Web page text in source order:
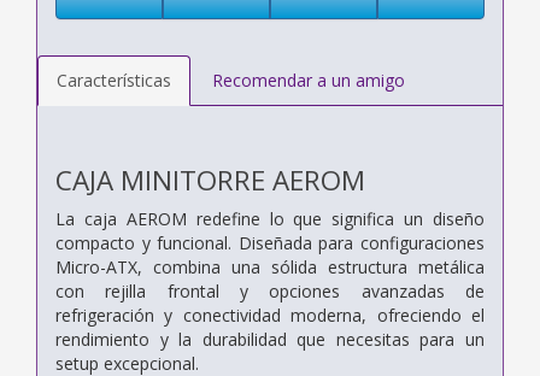
Características Recomendar a un amigo
CAJA MINITORRE AEROM
La caja AEROM redefine lo que significa un diseño
compacto y funcional. Diseñada para configuraciones
Micro-ATX, combina una sólida estructura metálica
con rejilla frontal y opciones avanzadas de
refrigeración y conectividad moderna, ofreciendo el
rendimiento y la durabilidad que necesitas para un
setup excepcional.